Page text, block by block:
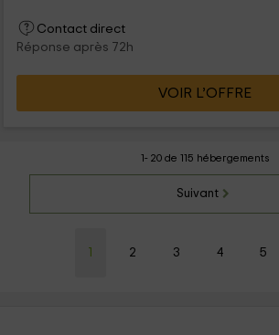
Contact direct
Réponse après 72h
VOIR L’OFFRE
1- 20 de 115 hébergements
Suivant
2 3 4 5